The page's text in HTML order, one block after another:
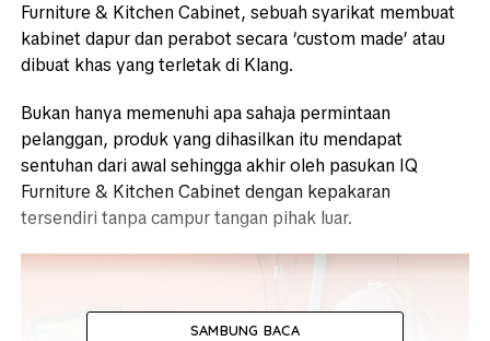
Furniture & Kitchen Cabinet, sebuah syarikat membuat
kabinet dapur dan perabot secara ‘custom made’ atau
dibuat khas yang terletak di Klang.
Bukan hanya memenuhi apa sahaja permintaan
pelanggan, produk yang dihasilkan itu mendapat
sentuhan dari awal sehingga akhir oleh pasukan IQ
Furniture & Kitchen Cabinet dengan kepakaran
tersendiri tanpa campur tangan pihak luar.
SAMBUNG BACA